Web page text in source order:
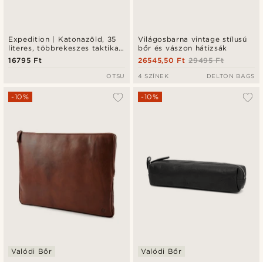
Expedition | Katonazöld, 35
literes, többrekeszes taktikai
hátizsák patch panellel
16795 Ft
OTSU
Világosbarna vintage stílusú
bőr és vászon hátizsák
29495 Ft
26545,50 Ft
4 SZÍNEK DELTON BAGS
-10%
Valódi Bőr
-10%
Valódi Bőr